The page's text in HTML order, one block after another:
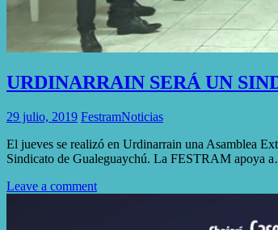
URDINARRAIN SERÁ UN
29 julio, 2019 FestramNoticias
El jueves se realizó en Urdinarrain una Asamblea
Sindicato de Gualeguaychú. La FESTRAM apoya
Leave a comment